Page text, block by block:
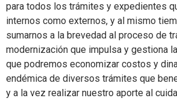
para todos los trámites y expedientes
internos como externos, y al mismo
sumarnos a la brevedad al proceso de
modernización que impulsa y gestiona
que podremos economizar costos y
endémica de diversos trámites que
y a la vez realizar nuestro aporte al